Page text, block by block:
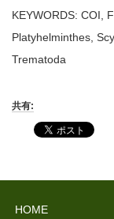
KEYWORDS: COI,
Platyhelminthes,
Trematoda
共有:
HOME